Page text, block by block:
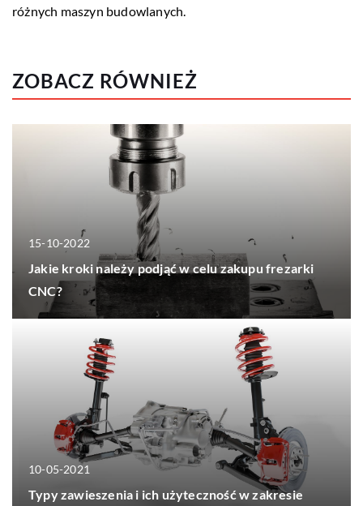
różnych maszyn budowlanych.
ZOBACZ RÓWNIEŻ
15-10-2022
Jakie kroki należy podjąć w celu zakupu frezarki
CNC?
10-05-2021
Typy zawieszenia i ich użyteczność w zakresie